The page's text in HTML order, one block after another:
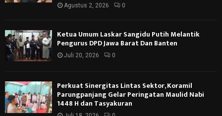
Agustus 2, 2026 0
Ketua Umum Laskar Sangidu Putih Melantik
Pengurus DPD Jawa Barat Dan Banten
Juli 20, 2026 0
Perkuat Sinergitas Lintas Sektor, Koramil
Parungpanjang Gelar Peringatan Maulid Nabi
1448 H dan Tasyakuran